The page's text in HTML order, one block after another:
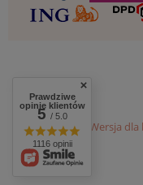
Wersja
Prawdziwe
opinie klientów
5/ 5.0
1116 opinii